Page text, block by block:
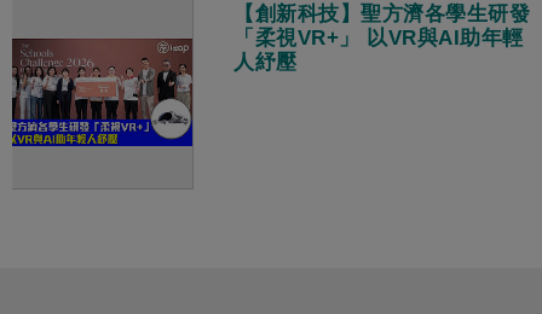
【創新科技】聖方濟各學生研發
「柔視VR+」 以VR與AI助年輕
人紓壓